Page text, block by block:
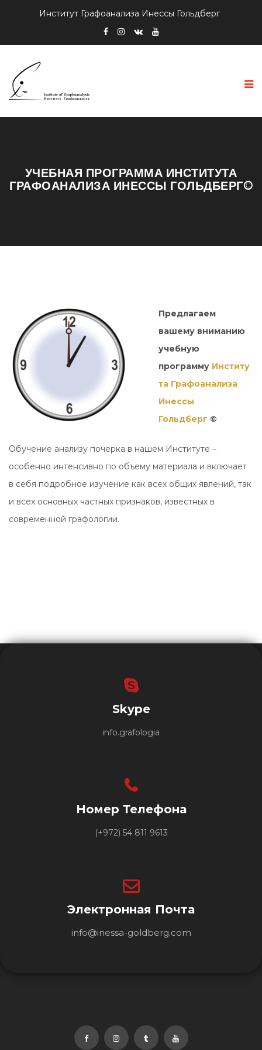
Институт Графоанализа Инессы Гольдберг
УЧЕБНАЯ ПРОГРАММА ИНСТИТУТА
ГРАФОАНАЛИЗА ИНЕССЫ ГОЛЬДБЕРГ©
Предлагаем
вашему вниманию
учебную
программу Институ
та Графоанализа
Инессы
Гольдберг ©
Обучение анализу почерка в нашем Институте –
особенно интенсивно по объему материала и включает
в себя подробное изучение как всех общих явлений, так
и всех основных частных признаков, известных в
современной графологии.
Skype
info.grafologia
Номер Телефона
(+972) 54 811 9613
Электронная Почта
info@inessa-goldberg.com